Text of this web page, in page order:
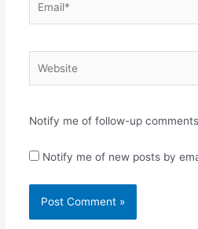
Notify me of follow-up
Notify me of new posts by